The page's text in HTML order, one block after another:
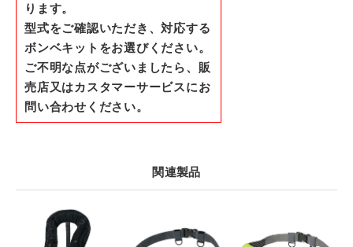
ります。
型式をご確認いただき、対応する
ボンベキットをお選びください。
ご不明な点がございましたら、販
売店又はカスタマーサービスにお
問い合わせください。
関連製品